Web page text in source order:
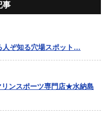
事
ぞ知る穴場スポット…
ンスポーツ専門店★水納島